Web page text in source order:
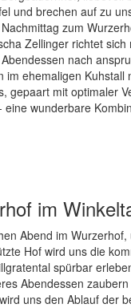
und brechen auf zu
zum
Zellinger richtet
nach
ehemaligen
gepaart mit optimaler
wunderbare
im
Abend im
Hof wird uns die
spürbar
Abendessen
uns den Ablauf der